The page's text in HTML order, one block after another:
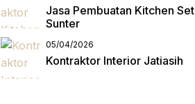
Jasa Pembuatan Kitchen Set
Sunter
05/04/2026
Kontraktor Interior Jatiasih